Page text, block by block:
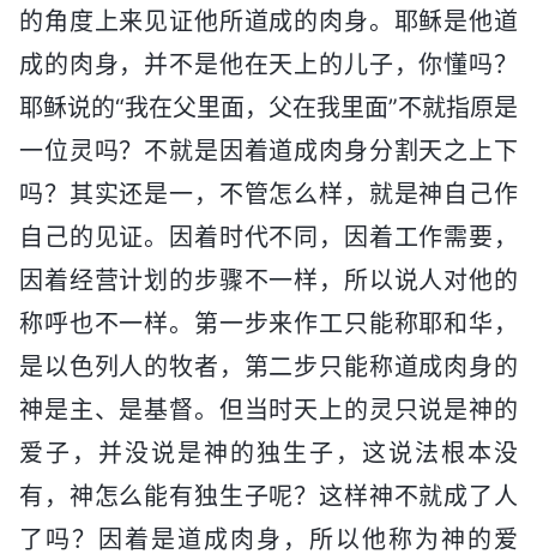
的角度上来见证他所道成的肉身。耶稣是他道
成的肉身，并不是他在天上的儿子，你懂吗？
耶稣说的“我在父里面，父在我里面”不就指原是
一位灵吗？不就是因着道成肉身分割天之上下
吗？其实还是一，不管怎么样，就是神自己作
自己的见证。因着时代不同，因着工作需要，
因着经营计划的步骤不一样，所以说人对他的
称呼也不一样。第一步来作工只能称耶和华，
是以色列人的牧者，第二步只能称道成肉身的
神是主、是基督。但当时天上的灵只说是神的
爱子，并没说是神的独生子，这说法根本没
有，神怎么能有独生子呢？这样神不就成了人
了吗？因着是道成肉身，所以他称为神的爱